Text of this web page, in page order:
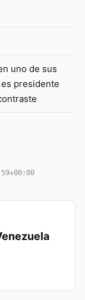
uno de sus
presidente